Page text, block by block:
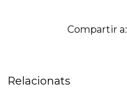
Compartir a:
Relacionats